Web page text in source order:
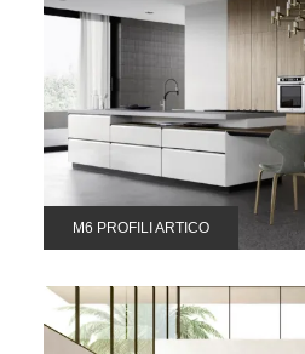
M6 PROFILI ARTICO